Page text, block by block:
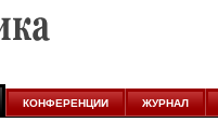
КОНФЕРЕНЦИИ ЖУРНАЛ